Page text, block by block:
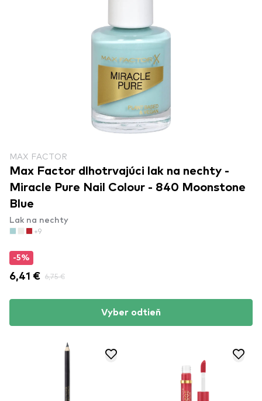
MAX FACTOR
Max Factor dlhotrvajúci lak na nechty -
Miracle Pure Nail Colour - 840 Moonstone
Blue
Lak na nechty
+9
-5%
6,41 € 6,75 €
Vyber odtieň